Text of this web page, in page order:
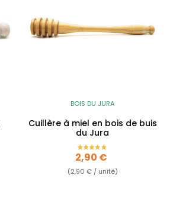
BOIS DU JURA
Cuillère à miel en bois de buis
du Jura
Prix
2,90 €
(2,90 € / unité)